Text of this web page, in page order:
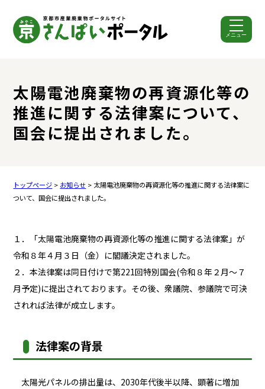
メニュー
太陽電池廃棄物の再資源化等の
推進に関する法律案について、
国会に提出されました。
トップページ > お知らせ > 太陽電池廃棄物の再資源化等の推進に関する法律案に
ついて、国会に提出されました。
１．「太陽電池廃棄物の再資源化等の推進に関する法律案」が
令和８年４月３日（金）に閣議決定されました。
２．本法律案は同日付けで第221回特別国会(令和８年２月～７
月予定)に提出されております。その後、衆議院、参議院で可決
されれば法律が成立します。
法律案の背景
太陽光パネルの排出量は、2030年代後半以降、顕著に増加